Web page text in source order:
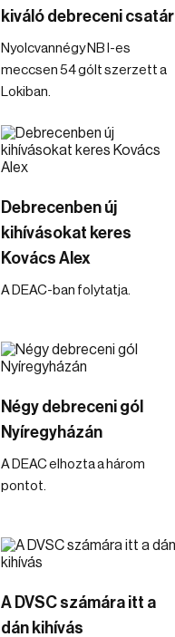
kiváló debreceni csatár
Nyolcvannégy NB I-es
meccsen 54 gólt szerzett a
Lokiban.
Debrecenben új
kihívásokat keres
Kovács Alex
A DEAC-ban folytatja.
Négy debreceni gól
Nyíregyházán
A DEAC elhozta a három
pontot.
A DVSC számára itt a
dán kihívás